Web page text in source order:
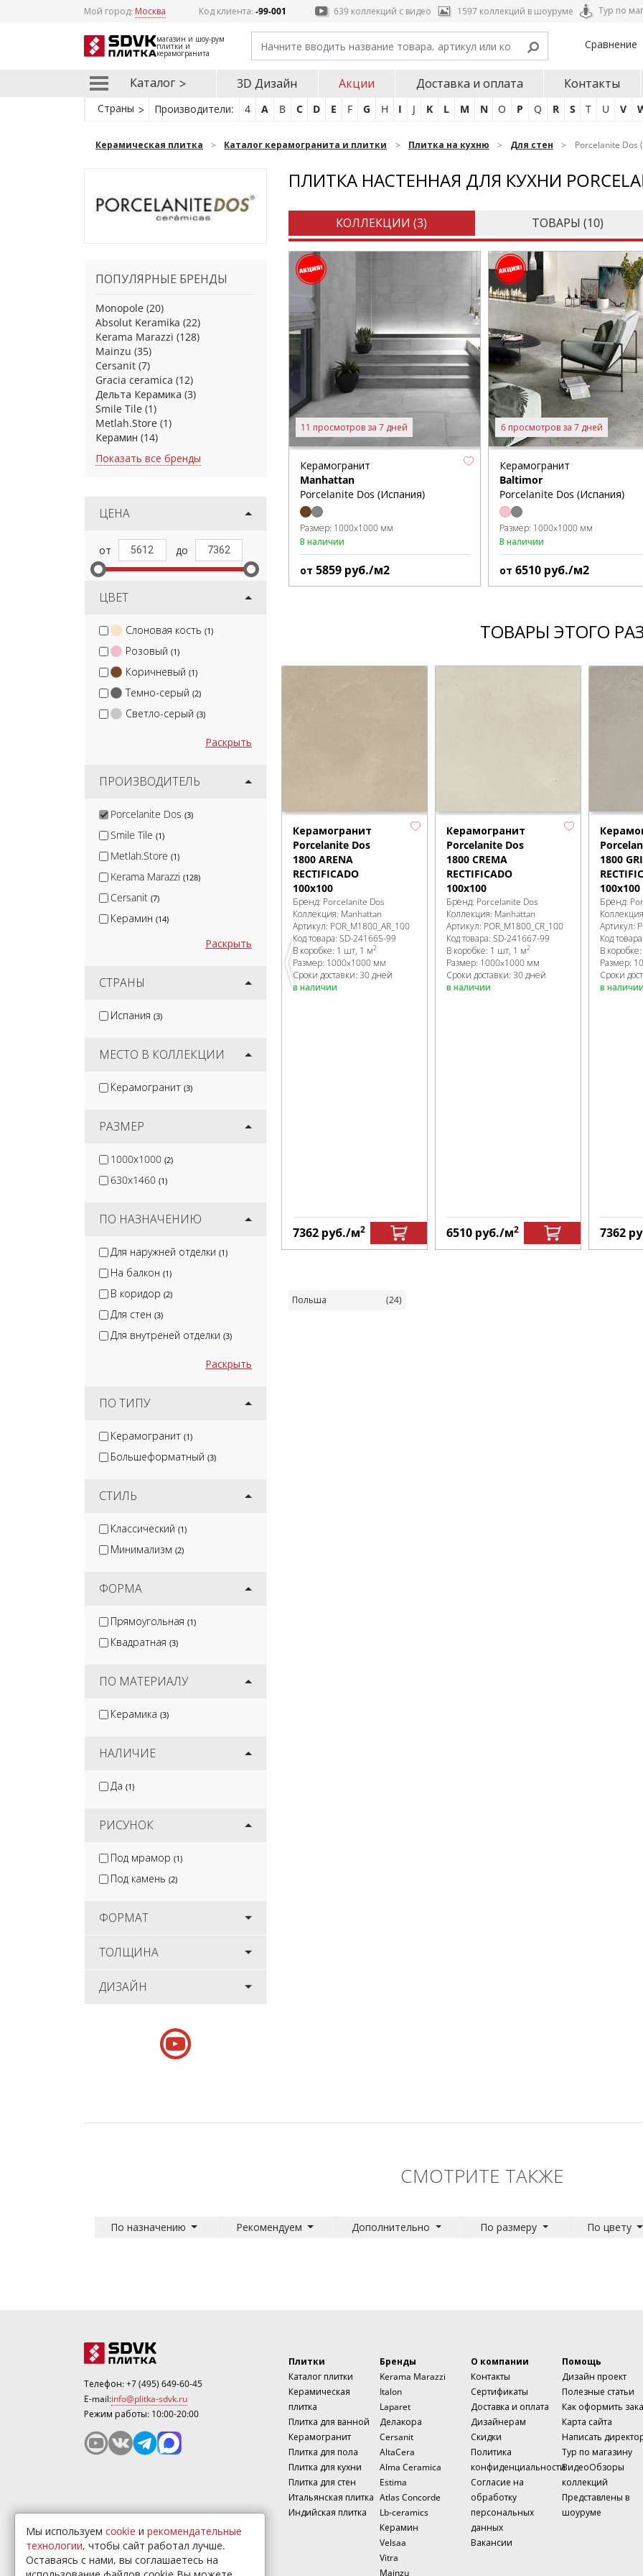
Мой город: Москва Код клиента:-99-001 639 коллекций с видео 1597 коллекций в шоуруме Тур по
магазин и шоу-рум
плитки и
керамогранита
Сравнение
Каталог 3D Дизайн Акции Доставка и оплата Контакты
Страны Производители: 4 A B C D E F G H I J K L M N O P Q R S T U V
Керамическая плитка Каталог керамогранита и плитки Плитка на кухню Для стен Porcelanite Dos
ПОПУЛЯРНЫЕ БРЕНДЫ
Monopole (20)
Absolut Keramika (22)
Kerama Marazzi (128)
Mainzu (35)
Cersanit (7)
Gracia ceramica (12)
Дельта Керамика (3)
Smile Tile (1)
Metlah.Store (1)
Керамин (14)
Показать все бренды
ЦЕНА
ЦВЕТ
Слоновая кость (1)
Розовый (1)
Коричневый (1)
Темно-серый (2)
Светло-серый (3)
Раскрыть
ПРОИЗВОДИТЕЛЬ
Porcelanite Dos (3)
Smile Tile (1)
Metlah.Store (1)
Kerama Marazzi (128)
Cersanit (7)
Керамин (14)
Gracia Ceramica
Керлайф (1)
Раскрыть
СТРАНЫ
Испания (3)
МЕСТО В КОЛЛЕКЦИИ
Керамогранит (3)
РАЗМЕР
1000x1000 (2)
630x1460 (1)
ПО НАЗНАЧЕНИЮ
Для наружней отделки (1)
На балкон (1)
В коридор (2)
Для стен (3)
Для внутреней отделки (3)
Раскрыть
ПО ТИПУ
Керамогранит (1)
Большеформатный (3)
СТИЛЬ
Классический (1)
Минимализм (2)
ФОРМА
Прямоугольная (1)
Квадратная (3)
ПО МАТЕРИАЛУ
Керамика (3)
НАЛИЧИЕ
Да (1)
РИСУНОК
Под мрамор (1)
Под камень (2)
ФОРМАТ
ТОЛЩИНА
ДИЗАЙН
ПЛИТКА НАСТЕННАЯ ДЛЯ КУХНИ
КОЛЛЕКЦИИ (3) ТОВАРЫ (10)
11 просмотров за 7 дней
Керамогранит
Manhattan
Porcelanite Dos (Испания)
Размер: 1000x1000 мм
В наличии
от 5859 руб./м2
6 просмотров за 7 дней
Керамогранит
Baltimor
Porcelanite Dos (Испания)
Размер: 1000x1000 мм
В наличии
от6510 руб./м2
ТОВАРЫ ЭТОГО
Керамогранит
Porcelanite Dos
1800 ARENA
RECTIFICADO
100x100
Бренд: Porcelanite Dos
Коллекция: Manhattan
Артикул: POR_M1800_AR_100
Код товара: SD-241665-99
В коробке: 1 шт, 1 м2
Размер: 1000x1000 мм
Сроки доставки: 30 дней
в наличии
7362 руб./м2
Керамогранит
Porcelanite Dos
1800 CREMA
RECTIFICADO
100x100
Бренд: Porcelanite Dos
Коллекция: Manhattan
Артикул: POR_M1800_CR_100
Код товара: SD-241667-99
В коробке: 1 шт, 1 м2
Размер: 1000x1000 мм
Сроки доставки: 30 дней
в наличии
6510 руб./м2
1800
100x100
Бренд:
Артикул:
Код товара:
В коробке:
Размер:
Сроки
в наличии
7362
Польша (24)
СМОТРИТЕ ТАКЖЕ
По назначению Рекомендуем Дополнительно По размеру По цвету
Телефон:+7 (495) 649-60-45
E-mail:info@plitka-sdvk.ru
Режим работы: 10:00-20:00
Плитки
Каталог плитки
Керамическая
плитка
Плитка для ванной
Керамогранит
Плитка для пола
Плитка для кухни
Плитка для стен
Итальянская плитка
Индийская плитка
Бренды
Kerama Marazzi
Italon
Laparet
Делакора
Cersanit
AltaCera
Alma Ceramica
Estima
Atlas Concorde
Lb-ceramics
Керамин
Velsaa
Vitra
Mainzu
О компании
Контакты
Сертификаты
Доставка и оплата
Дизайнерам
Скидки
Политика
конфиденциальности
Согласие на
обработку
персональных
данных
Вакансии
Помощь
Дизайн проект
Полезные статьи
Как оформить
Карта сайта
Написать
Тур по магазину
ВидеоОбзоры
коллекций
Представлены в
шоуруме
Мы используем cookie и рекомендательные
технологии, чтобы сайт работал лучше.
Оставаясь с нами, вы соглашаетесь на